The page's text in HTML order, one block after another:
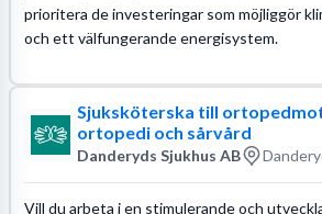
prioritera de investeringar som möjliggör
och ett välfungerande energisystem.
Sjuksköterska till
ortopedi och sårvård
Danderyds Sjukhus AB
Vill du arbeta i en stimulerande och